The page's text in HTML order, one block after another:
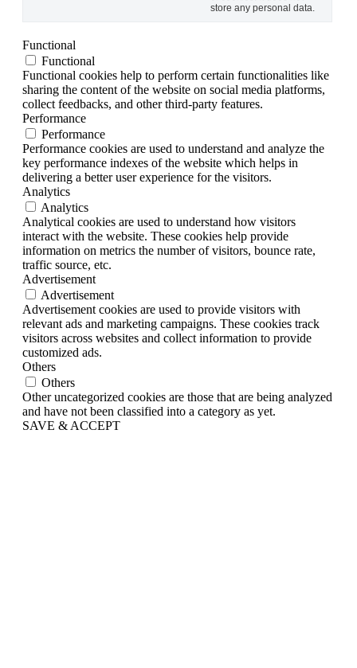
store any personal data.
Functional
Functional
Functional cookies help to perform certain functionalities like
sharing the content of the website on social media platforms,
collect feedbacks, and other third-party features.
Performance
Performance
Performance cookies are used to understand and analyze the
key performance indexes of the website which helps in
delivering a better user experience for the visitors.
Analytics
Analytics
Analytical cookies are used to understand how visitors
interact with the website. These cookies help provide
information on metrics the number of visitors, bounce rate,
traffic source, etc.
Advertisement
Advertisement
Advertisement cookies are used to provide visitors with
relevant ads and marketing campaigns. These cookies track
visitors across websites and collect information to provide
customized ads.
Others
Others
Other uncategorized cookies are those that are being analyzed
and have not been classified into a category as yet.
SAVE & ACCEPT